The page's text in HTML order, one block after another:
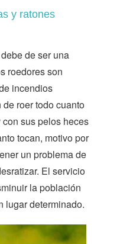
y ratones
de ser una
roedores son
incendios
roer todo cuanto
sus pelos heces
tocan, motivo por
un problema de
El servicio
la población
lugar determinado.